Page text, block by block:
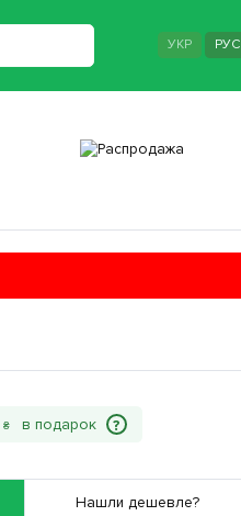
₴ ?
Нашли дешевле?
УКР РУС